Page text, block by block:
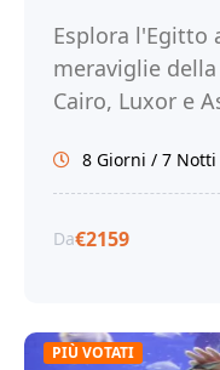
Esplora l'Egitto
meraviglie
Cairo, Luxor e
indimenticabili!
8 Giorni / 7 Notti
Da€2159
PIÙ VOTATI